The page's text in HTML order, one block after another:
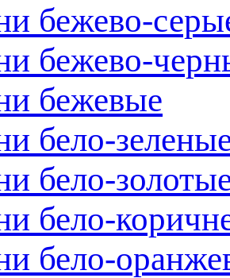
бежево-
бежево-
бежевые
бело-
бело-
бело-
бело-